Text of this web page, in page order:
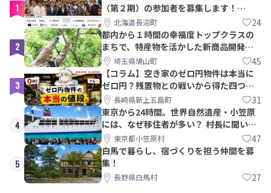
1
（第２期）の参加者を募集します！
【8/21〆】
北海道長沼町 24
2
都内から１時間の幸福度トップクラスの
まちで、特産物を活かした新商品開発＆
PRメンバー募集！
埼玉県鳩山町 45
3
【コラム】空き家のゼロ円物件は本当に
ゼロ円？残置物との戦いから得た四つの
教訓｜新上五島町
長崎県新上五島町 31
4
東京から24時間。世界自然遺産・小笠原
には、なぜ移住者が多い？ 村長に聞いて
みた東京都小笠原村 47
5
白馬で暮らし、宿づくりを担う仲間を募
集！
長野県白馬村 27